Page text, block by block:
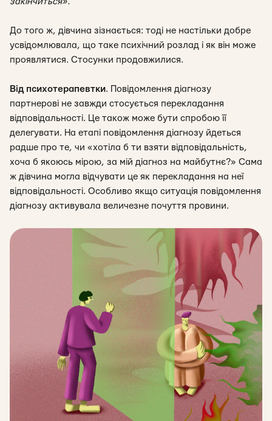
До того ж, дівчина зізнається: тоді не настільки добре
усвідомлювала, що таке психічний розлад і як він може
проявлятися. Стосунки продовжилися.
Від психотерапевтки. Повідомлення діагнозу
партнерові не завжди стосується перекладання
відповідальності. Це також може бути спробою її
делегувати. На етапі повідомлення діагнозу йдеться
радше про те, чи «хотіла б ти взяти відповідальність,
хоча б якоюсь мірою, за мій діагноз на майбутнє?» Сама
ж дівчина могла відчувати це як перекладання на неї
відповідальності. Особливо якщо ситуація повідомлення
діагнозу активувала величезне почуття провини.